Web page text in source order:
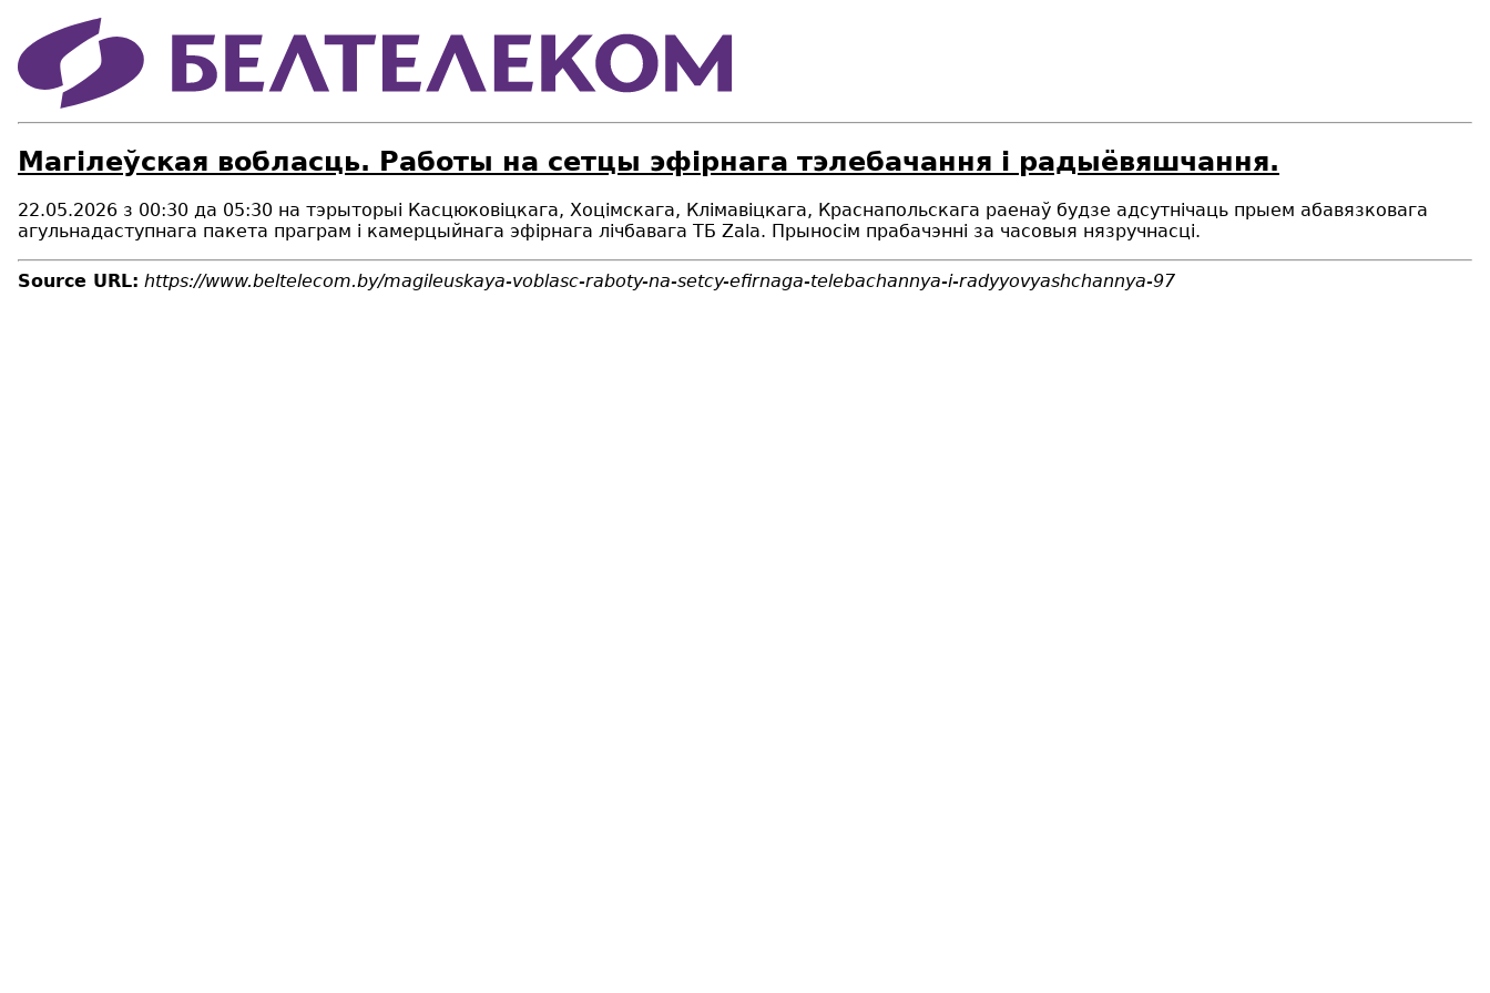
Магiлеўская вобласць. Работы на сетцы эфірнага тэлебачання і радыёвяшчання.
22.05.2026 з 00:30 да 05:30 на тэрыторыі Касцюковіцкага, Хоцімскага, Клімавіцкага, Краснапольскага раенаў будзе адсутнічаць прыем абавязковага
агульнадаступнага пакета праграм і камерцыйнага эфірнага лічбавага ТБ Zala. Прыносім прабачэнні за часовыя нязручнасці.
Source URL: https://www.beltelecom.by/magileuskaya-voblasc-raboty-na-setcy-efirnaga-telebachannya-i-radyyovyashchannya-97